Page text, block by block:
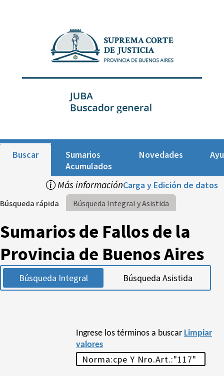
Buscar
Sumarios
Acumulados
Novedades
Más informaciónCarga y Edición de datos
Búsqueda rápida Búsqueda Integral y Asistida
Sumarios de Fallos de la
Provincia de Buenos Aires
Búsqueda Integral Búsqueda Asistida
Ingrese los términos a buscar Limpiar
valores